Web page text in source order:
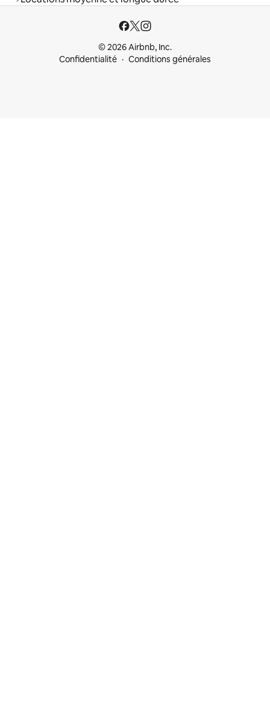
© 2026 Airbnb, Inc.
Confidentialité
Conditions générales